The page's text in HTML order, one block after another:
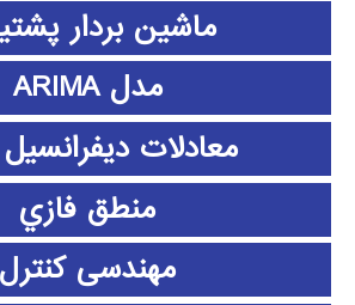
ماشین بردار
مدل ARIMA
معادلات دیفرانسیل ODE
منطق فازي
مهندسی کنترل